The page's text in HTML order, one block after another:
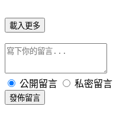
載入更多
公開留言 私密留言
發佈留言